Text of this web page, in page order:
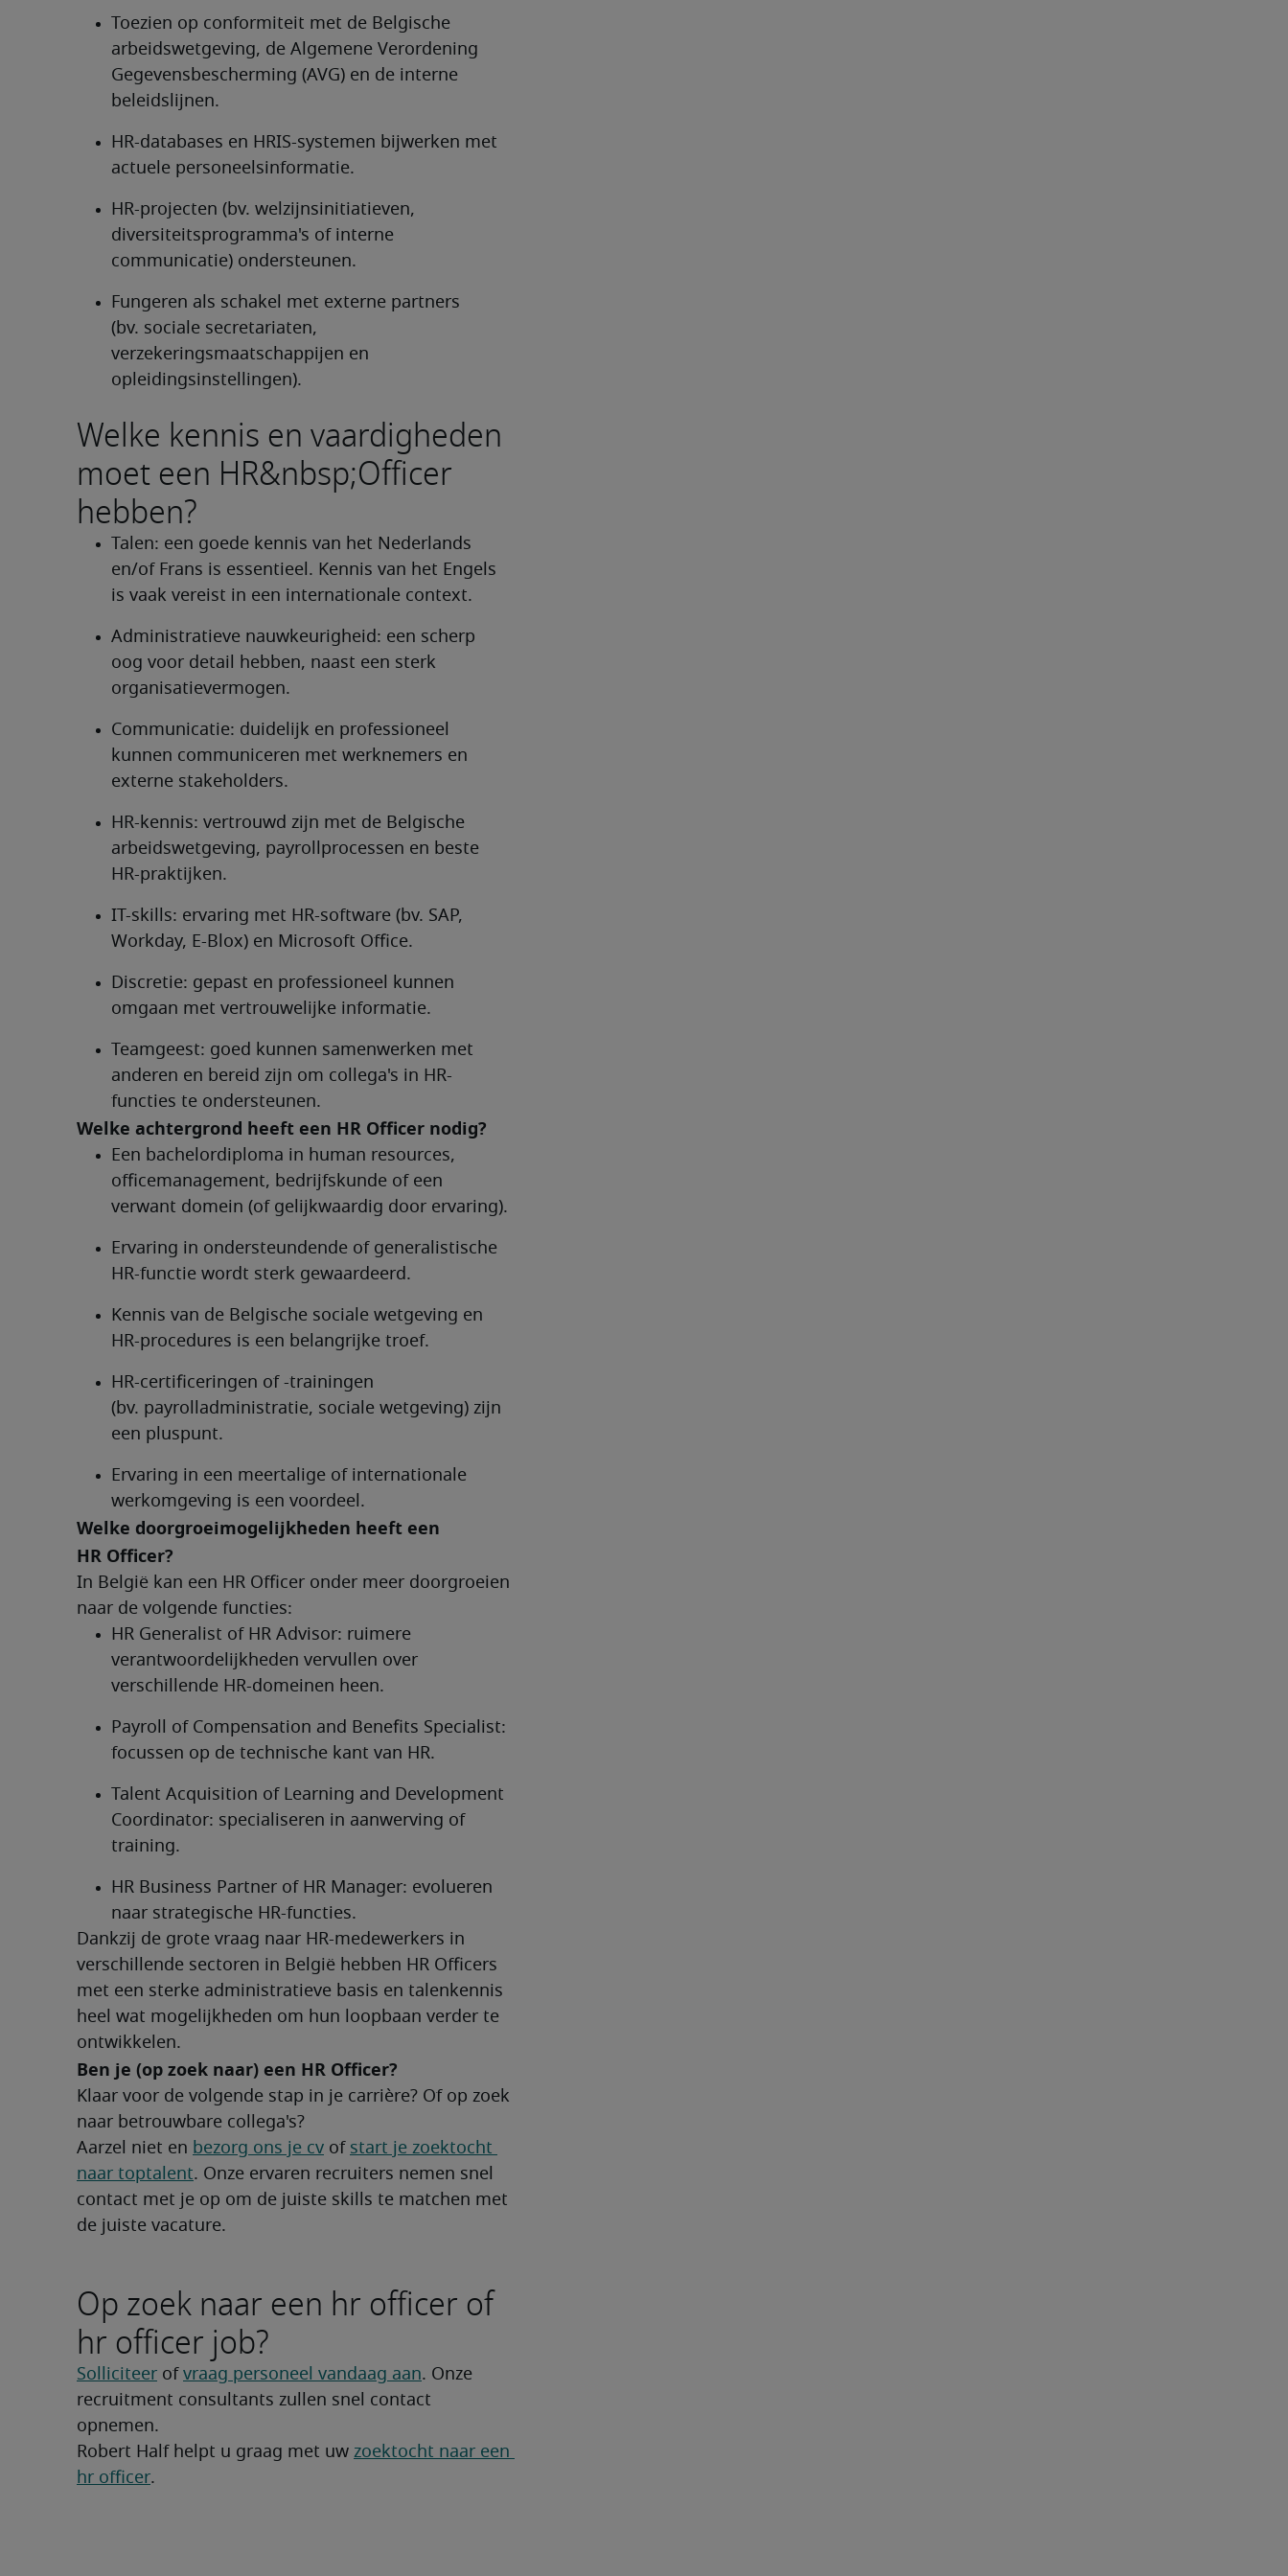
Toezien op conformiteit met de Belgische
arbeidswetgeving, de Algemene Verordening
Gegevensbescherming (AVG) en de interne
beleidslijnen.
HR-databases en HRIS-systemen bijwerken met
actuele personeelsinformatie.
HR-projecten (bv. welzijnsinitiatieven,
diversiteitsprogramma's of interne
communicatie) ondersteunen.
Fungeren als schakel met externe partners
(bv. sociale secretariaten,
verzekeringsmaatschappijen en
opleidingsinstellingen).
Welke kennis en vaardigheden
moet een HR&nbsp;Officer
hebben?
Talen: een goede kennis van het Nederlands
en/of Frans is essentieel. Kennis van het Engels
is vaak vereist in een internationale context.
Administratieve nauwkeurigheid: een scherp
oog voor detail hebben, naast een sterk
organisatievermogen.
Communicatie: duidelijk en professioneel
kunnen communiceren met werknemers en
externe stakeholders.
HR-kennis: vertrouwd zijn met de Belgische
arbeidswetgeving, payrollprocessen en beste
HR-praktijken.
IT-skills: ervaring met HR-software (bv. SAP,
Workday, E-Blox) en Microsoft Office.
Discretie: gepast en professioneel kunnen
omgaan met vertrouwelijke informatie.
Teamgeest: goed kunnen samenwerken met
anderen en bereid zijn om collega's in HR-
functies te ondersteunen.
Een bachelordiploma in human resources,
officemanagement, bedrijfskunde of een
verwant domein (of gelijkwaardig door ervaring).
Ervaring in ondersteundende of generalistische
HR-functie wordt sterk gewaardeerd.
Kennis van de Belgische sociale wetgeving en
HR-procedures is een belangrijke troef.
HR-certificeringen of -trainingen
(bv. payrolladministratie, sociale wetgeving) zijn
een pluspunt.
Ervaring in een meertalige of internationale
werkomgeving is een voordeel.
Welke doorgroeimogelijkheden heeft een
In België kan een HR Officer onder meer doorgroeien
naar de volgende functies:
HR Generalist of HR Advisor: ruimere
verantwoordelijkheden vervullen over
verschillende HR-domeinen heen.
Payroll of Compensation and Benefits Specialist:
focussen op de technische kant van HR.
Talent Acquisition of Learning and Development
Coordinator: specialiseren in aanwerving of
training.
HR Business Partner of HR Manager: evolueren
naar strategische HR-functies.
Dankzij de grote vraag naar HR-medewerkers in
verschillende sectoren in België hebben HR Officers
met een sterke administratieve basis en talenkennis
heel wat mogelijkheden om hun loopbaan verder te
ontwikkelen.
Ben je (op zoek naar) een HR Officer?
Klaar voor de volgende stap in je carrière? Of op zoek
naar betrouwbare collega's?
Aarzel niet en bezorg ons je cv of start je zoektocht
naar toptalent. Onze ervaren recruiters nemen snel
contact met je op om de juiste skills te matchen met
de juiste vacature.
Op zoek naar een hr officer of
hr officer job?
Solliciteer of vraag personeel vandaag aan. Onze
recruitment consultants zullen snel contact
opnemen.
Robert Half helpt u graag met uw zoektocht naar een
hr officer.